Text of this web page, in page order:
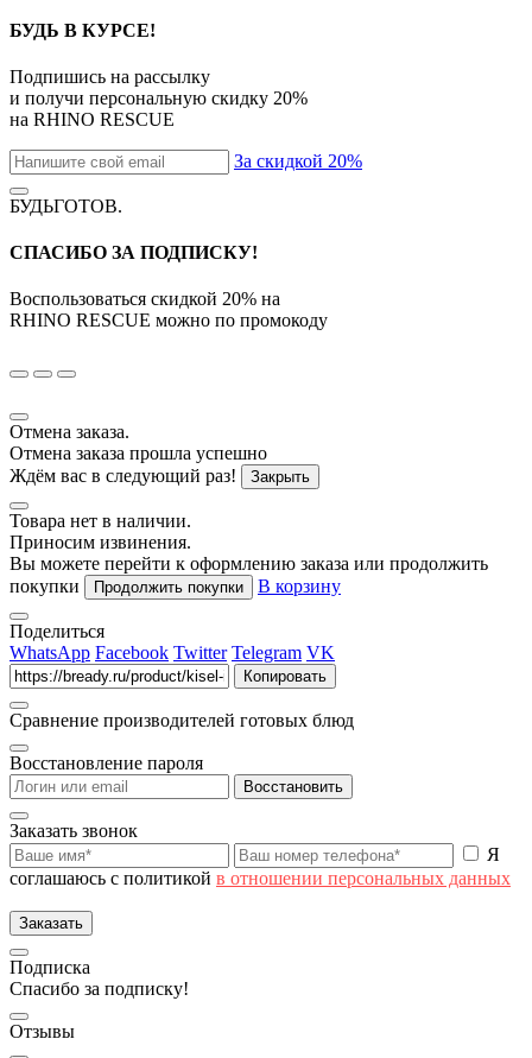
БУДЬ В КУРСЕ!
Подпишись на рассылку
и получи персональную скидку 20%
на RHINO RESCUE
За скидкой 20%
БУДЬГОТОВ.
СПАСИБО ЗА ПОДПИСКУ!
Воспользоваться скидкой 20% на
RHINO RESCUE можно по промокоду
Отмена заказа.
Отмена заказа прошла успешно
Ждём вас в следующий раз!
Закрыть
Товара нет в наличии.
Приносим извинения.
Вы можете перейти к оформлению заказа или продолжить
покупки
Продолжить покупки В корзину
Поделиться
WhatsApp Facebook Twitter Telegram VK
Копировать
Сравнение производителей готовых блюд
Восстановление пароля
Восстановить
Заказать звонок
Я
соглашаюсь с политикой в отношении персональных данных
Заказать
Подписка
Спасибо за подписку!
Отзывы